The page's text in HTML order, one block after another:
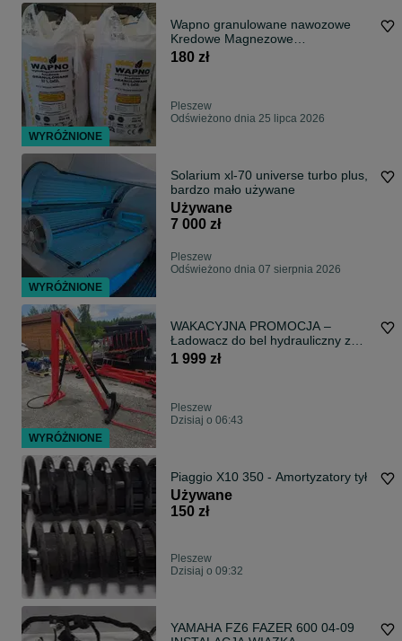
Wapno granulowane nawozowe
Kredowe Magnezowe
PRODUCENT dostawa cała PL
180 zł
Pleszew
Odświeżono dnia 25 lipca 2026
Solarium xl-70 universe turbo plus,
bardzo mało używane
Używane
7 000 zł
Pleszew
Odświeżono dnia 07 sierpnia 2026
WAKACYJNA PROMOCJA –
Ładowacz do bel hydrauliczny z
samopoziomowaniem na TUZ |
1 999 zł
Pleszew
Dzisiaj o 06:43
Piaggio X10 350 - Amortyzatory tył
Używane
150 zł
Pleszew
Dzisiaj o 09:32
YAMAHA FZ6 FAZER 600 04-09
WYRÓŻNIONE
WYRÓŻNIONE
WYRÓŻNIONE